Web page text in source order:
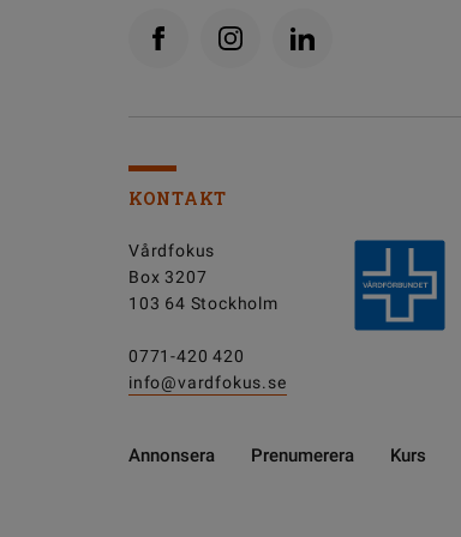
KONTAKT
Vårdfokus
Box 3207
103 64 Stockholm
0771-420 420
info@vardfokus.se
Annonsera Prenumerera Kurs